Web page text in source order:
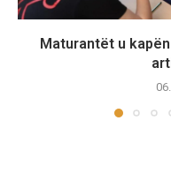
Maturantët u